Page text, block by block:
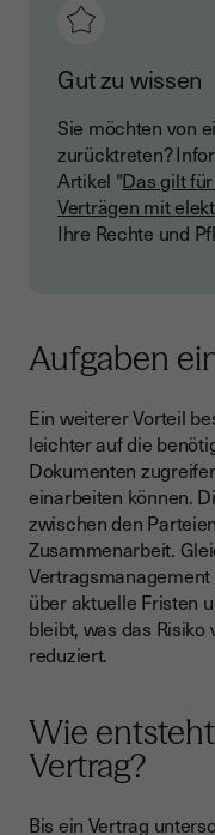
Gut zu wissen
Sie möchten von
zurücktreten?
Artikel "Das gilt
Verträgen mit
Ihre Rechte und
Aufgaben
Ein weiterer Vorteil
leichter auf die
Dokumenten
einarbeiten können.
zwischen den
Zusammenarbeit.
über aktuelle Fristen
bleibt, was das Risiko
reduziert.
Wie
Vertrag?
Bis ein Vertrag